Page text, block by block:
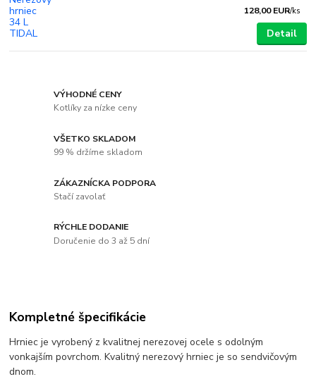
128,00 EUR/ks
Detail
VÝHODNÉ CENY
Kotlíky za nízke ceny
VŠETKO SKLADOM
99 % držíme skladom
ZÁKAZNÍCKA PODPORA
Stačí zavolať
RÝCHLE DODANIE
Doručenie do 3 až 5 dní
Kompletné špecifikácie
Hrniec je vyrobený z kvalitnej nerezovej ocele s odolným
vonkajším povrchom. Kvalitný nerezový hrniec je so sendvičovým
dnom.